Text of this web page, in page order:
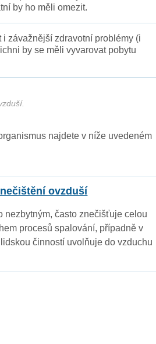
by ho měli omezit.
závažnější zdravotní problémy (i
by se měli vyvarovat pobytu
najdete v níže uvedeném
ovzduší
nezbytným, často znečišťuje celou
procesů spalování, případně v
činností uvolňuje do vzduchu